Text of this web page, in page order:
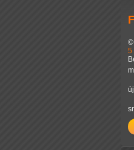
©
5